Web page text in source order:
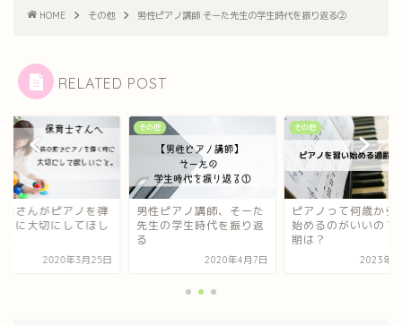
HOME その他 男性ピアノ講師 そーた先生の学生時代を振り返る②
RELATED POST
士さんがピアノを弾
きに大切にしてほし
2020年3月25日
その他
男性ピアノ講師、そーた
先生の学生時代を振り返
る
2020年4月7日
その他
ピアノって何歳から
始めるのがいいの？
期は？
2023年3